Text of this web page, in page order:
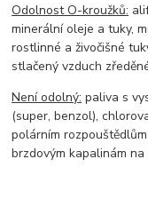
Odolnost O-kroužků:
minerální oleje a tuky,
rostlinné a živočišné
stlačený vzduch
Není odolný: paliva s
(super, benzol),
polárním
brzdovým kapalinám